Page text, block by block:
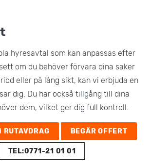
hyresavtal som kan anpassas efter
om du behöver förvara dina saker
eller på lång sikt, kan vi erbjuda en
dig. Du har också tillgång till dina
dem, vilket ger dig full kontroll​.
RUTAVDRAG BEGÄR OFFERT
TEL:0771-21 01 01